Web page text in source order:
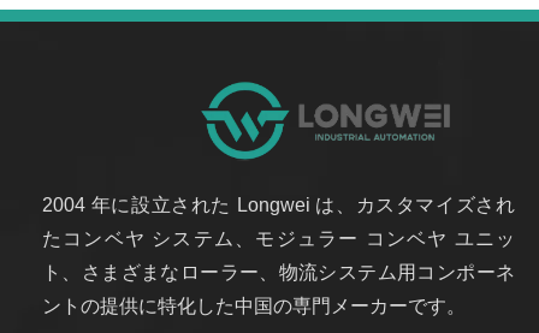
2004 年に設立された Longwei は、カスタマイズされ
たコンベヤ システム、モジュラー コンベヤ ユニッ
ト、さまざまなローラー、物流システム用コンポーネ
ントの提供に特化した中国の専門メーカーです。